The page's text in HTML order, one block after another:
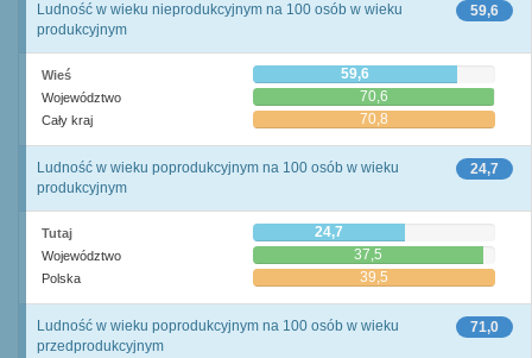
59,6
Ludność w wieku nieprodukcyjnym na 100 osób w wieku
produkcyjnym
Wieś 59,6
Województwo 70,6
Cały kraj 70,8
24,7
Ludność w wieku poprodukcyjnym na 100 osób w wieku
produkcyjnym
Tutaj 24,7
Województwo 37,5
Polska 39,5
71,0
Ludność w wieku poprodukcyjnym na 100 osób w wieku
przedprodukcyjnym